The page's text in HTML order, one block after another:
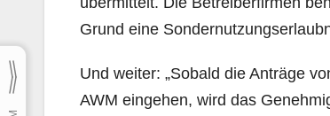
Grund eine
Und weiter: „Sobald die Anträge
AWM eingehen, wird das